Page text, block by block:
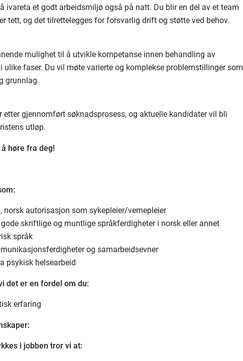
ivareta et godt arbeidsmiljø også på natt. Du blir en del av et team
tett, og det tilrettelegges for forsvarlig drift og støtte ved behov.
mulighet til å utvikle kompetanse innen behandling av
ulike faser. Du vil møte varierte og komplekse problemstillinger som
grunnlag.
etter gjennomført søknadsprosess, og aktuelle kandidater vil bli
utløp.
høre fra deg!
norsk autorisasjon som sykepleier/vernepleier
skriftlige og muntlige språkferdigheter i norsk eller annet
språk
og samarbeidsevner
psykisk helsearbeid
det er en fordel om du:
erfaring
i jobben tror vi at: